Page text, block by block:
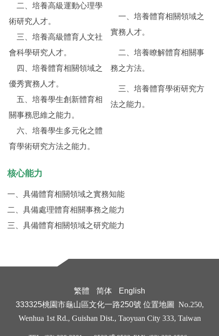
二、培養高級運動心理學
術研究人才。
三、培養高級體育人文社
會科學研究人才。
四、培養體育相關領域之
優秀實務人才。
五、培養學生創新體育相
關事務思維之能力。
六、培養學生多元化之體
育學術研究方法之能力。
一、培養體育相關領域之
實務人才。
二、培養瞭解體育相關事
務之方法。
三、培養體育學術研究方
法之能力。
核心能力
一、具備體育相關領域之實務知能
二、具備處理體育相關事務之能力
三、具備體育相關領域之研究能力
繁體 简体
English
333325桃園市龜山區文化一路250號 位置地圖
No.250,
Wenhua 1st Rd., Guishan Dist., Taoyuan City 333, Taiwan